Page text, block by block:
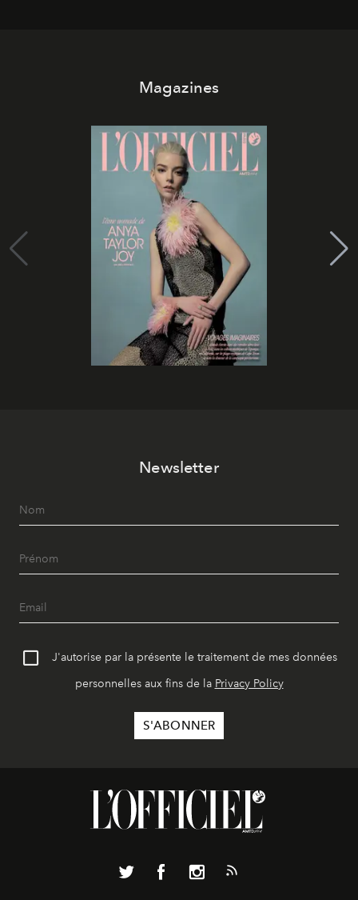
Magazines
Newsletter
J'autorise par la présente le traitement de mes données
personnelles aux fins de la Privacy Policy